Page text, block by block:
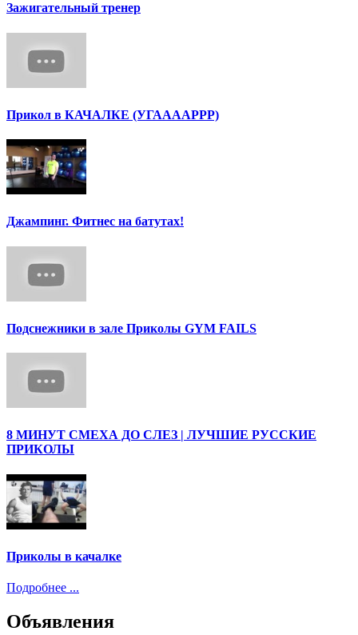
Зажигательный тренер
Прикол в КАЧАЛКЕ (УГААААРРР)
Джампинг. Фитнес на батутах!
Подснежники в зале Приколы GYM FAILS
8 МИНУТ СМЕХА ДО СЛЕЗ | ЛУЧШИЕ РУССКИЕ
ПРИКОЛЫ
Приколы в качалке
Подробнее ...
Объявления